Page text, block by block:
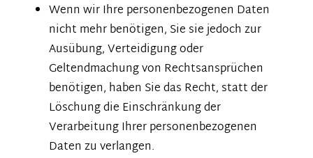
Wenn wir Ihre personenbezogenen Daten
nicht mehr benötigen, Sie sie jedoch zur
Ausübung, Verteidigung oder
Geltendmachung von Rechtsansprüchen
benötigen, haben Sie das Recht, statt der
Löschung die Einschränkung der
Verarbeitung Ihrer personenbezogenen
Daten zu verlangen.